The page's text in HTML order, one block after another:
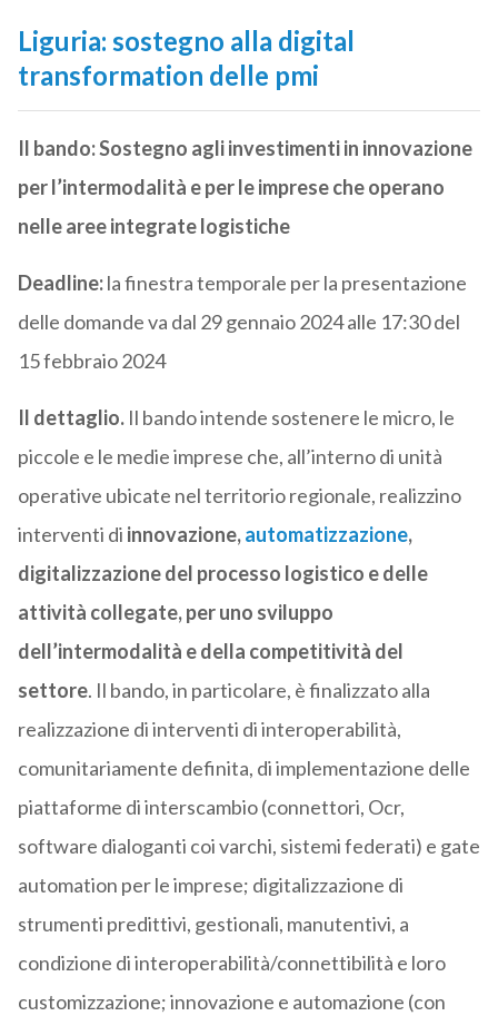
Liguria: sostegno alla digital
transformation delle pmi
Il bando: Sostegno agli investimenti in innovazione
per l’intermodalità e per le imprese che operano
nelle aree integrate logistiche
Deadline:la finestra temporale per la presentazione
delle domande va dal 29 gennaio 2024 alle 17:30 del
15 febbraio 2024
Il dettaglio.Il bando intende sostenere le micro, le
piccole e le medie imprese che, all’interno di unità
operative ubicate nel territorio regionale, realizzino
interventi di innovazione,automatizzazione,
digitalizzazione del processo logistico e delle
attività collegate, per uno sviluppo
dell’intermodalità e della competitività del
settore. Il bando, in particolare, è finalizzato alla
realizzazione di interventi di interoperabilità,
comunitariamente definita, di implementazione delle
piattaforme di interscambio (connettori, Ocr,
software dialoganti coi varchi, sistemi federati) e gate
automation per le imprese; digitalizzazione di
strumenti predittivi, gestionali, manutentivi, a
condizione di interoperabilità/connettibilità e loro
customizzazione; innovazione e automazione (con